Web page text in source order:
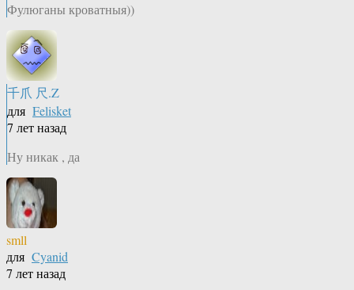
Фулюганы кроватныя))
千爪 尺.Z
для Felisket
7 лет назад
Ну никак , да
smll
для Cyanid
7 лет назад